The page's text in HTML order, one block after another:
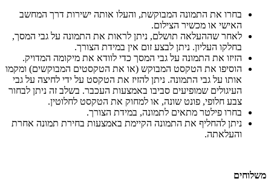
בחרו את התמונה המבוקשת, והעלו אותה ישירות דרך המחשב
האישי או מכשיר הצילום.
לאחר שההעלאה תושלם, ניתן לראות את התמונה על גבי המסך,
בחלקו העליון. ניתן לבצע זום אין במידת הצורך.
הזיזו את התמונה על גבי המסך כדי לוודא את מיקומה המדויק.
הוסיפו את הטקסט המבוקש (או את הטקסטים המבוקשים) ומקמו
אותו על גבי התמונה. ניתן להזיז את הטקסט על ידי לחיצה על גבי
העיגולים שמופיעים סביבו באמצעות העכבר. בשלב זה ניתן לבחור
צבע חלופי, פונט שונה, או למחוק את הטקסט לחלוטין.
בחרו פילטר מתאים לתמונה, במידת הצורך.
ניתן להחליף את התמונה הקיימת באמצעות בחירת תמונה אחרת
והעלאתה.
משלוחים